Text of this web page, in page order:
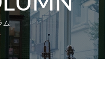
ム